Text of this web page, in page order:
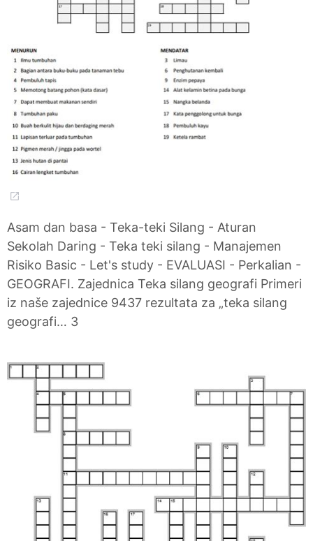
Asam dan basa - Teka-teki Silang - Aturan
Sekolah Daring - Teka teki silang - Manajemen
Risiko Basic - Let's study - EVALUASI - Perkalian -
GEOGRAFI. Zajednica Teka silang geografi Primeri
iz naše zajednice 9437 rezultata za „teka silang
geografi… 3